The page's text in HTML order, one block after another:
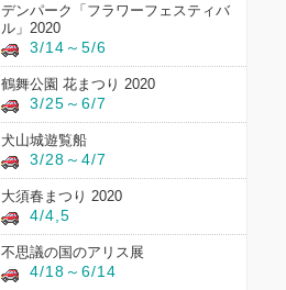
デンパーク「フラワーフェスティバ
ル」2020
3/14～5/6
鶴舞公園 花まつり 2020
3/25～6/7
犬山城遊覧船
3/28～4/7
大須春まつり 2020
4/4,5
不思議の国のアリス展
4/18～6/14